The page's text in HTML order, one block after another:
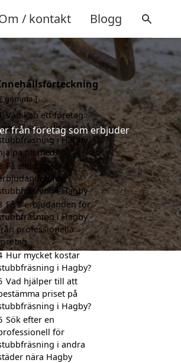
/ kontakt Blogg
från företag som erbjuder
gömma
Vad kan ett företag
är specialiserat på
i Hagby
till med?
Få alltid minst 3
för
i Hagby
Få 3 erbjudanden för
i Hagby
professionella
Hur mycket kostar
i Hagby?
Vad hjälper till att
priset på
i Hagby?
Sök efter en
för
i andra
nära Hagby